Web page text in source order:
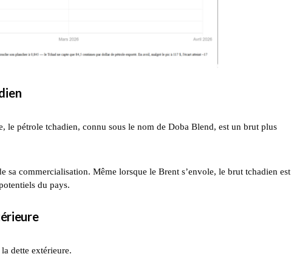
pétrole tchadien, connu sous le nom de Doba Blend, est un brut plus
sa commercialisation. Même lorsque le Brent s’envole, le brut tchadien est
du pays.
dette extérieure.